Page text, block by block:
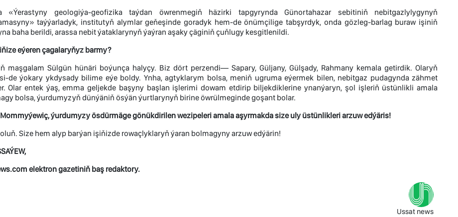
«Ýerastyny geologiýa-geofizika taýdan öwrenmegiň häzirki tapgyrynda Günortahazar sebitiniň nebitgazlylygynyň
taýýarladyk, institutyň alymlar geňeşinde goradyk hem-de önümçilige tabşyrdyk, onda gözleg-barlag buraw işiniň
baha berildi, arassa nebit ýataklarynyň ýaýran aşaky çäginiň çuňlugy kesgitlenildi.
eýeren çagalaryňyz barmy?
maşgalam Sülgün hünäri boýunça halyçy. Biz dört perzendi— Sapary, Güljany, Gülşady, Rahmany kemala getirdik. Olaryň
de ýokary ykdysady bilime eýe boldy. Ynha, agtyklarym bolsa, meniň ugruma eýermek bilen, nebitgaz pudagynda zähmet
Olar entek ýaş, emma geljekde başyny başlan işlerimi dowam etdirip biljekdiklerine ynanýaryn, şol işleriň üstünlikli amala
bolsa, ýurdumyzyň dünýäniň ösýän ýurtlarynyň birine öwrülmeginde goşant bolar.
ýurdumyzy ösdürmäge gönükdirilen wezipeleri amala aşyrmakda size uly üstünlikleri arzuw edýäris!
Size hem alyp barýan işiňizde rowaçlyklaryň ýaran bolmagyny arzuw edýärin!
elektron gazetiniň baş redaktory.
Ussat news